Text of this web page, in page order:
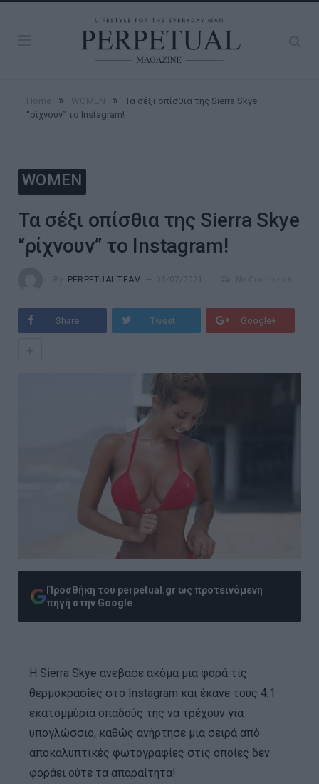
» »
Τα σέξι οπίσθια της Sierra Skye
“ρίχνουν” το Instagram!
WOMEN
Τα σέξι οπίσθια της Sierra Skye
“ρίχνουν” το Instagram!
PERPETUAL TEAM
Share Tweet Google+
Προσθήκη του perpetual.gr ως προτεινόμενη
πηγή στην Google
Η Sierra Skye ανέβασε ακόμα μια φορά τις
θερμοκρασίες στο Instagram και έκανε τους 4,1
εκατομμύρια οπαδούς της να τρέχουν για
υπογλώσσιο, καθώς ανήρτησε μια σειρά από
αποκαλυπτικές φωτογραφίες στις οποίες δεν
φοράει ούτε τα απαραίτητα!